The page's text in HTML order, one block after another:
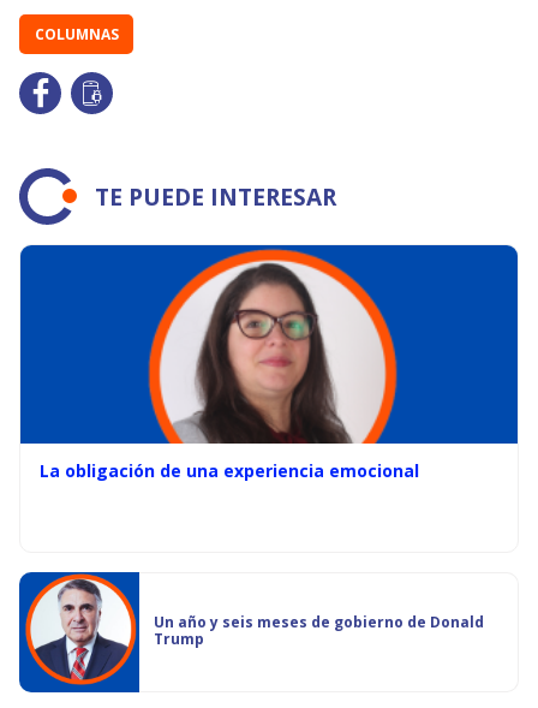
COLUMNAS
TE PUEDE INTERESAR
La obligación de una experiencia emocional
Un año y seis meses de gobierno de Donald
Trump